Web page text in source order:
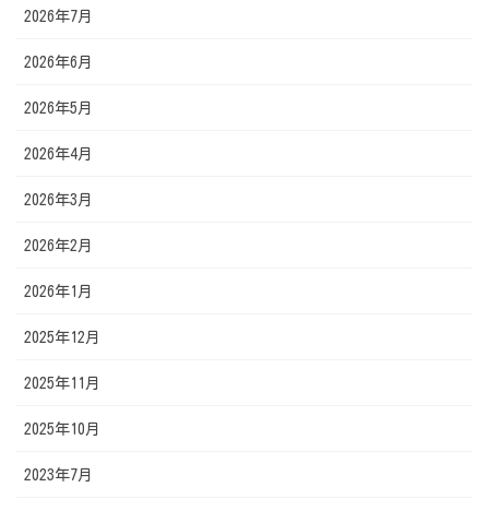
2026年7月
2026年6月
2026年5月
2026年4月
2026年3月
2026年2月
2026年1月
2025年12月
2025年11月
2025年10月
2023年7月